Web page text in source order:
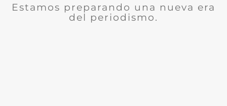
Estamos preparando una nueva era
del periodismo.